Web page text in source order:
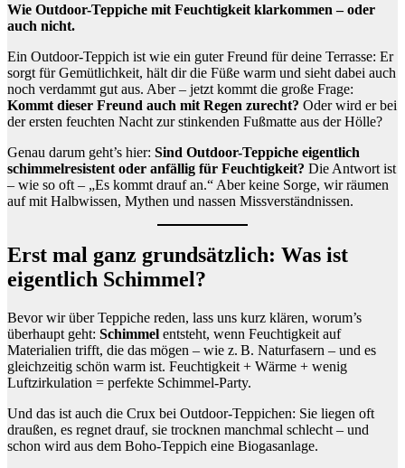
Wie Outdoor-Teppiche mit Feuchtigkeit klarkommen – oder
auch nicht.
Ein Outdoor-Teppich ist wie ein guter Freund für deine Terrasse: Er
sorgt für Gemütlichkeit, hält dir die Füße warm und sieht dabei auch
noch verdammt gut aus. Aber – jetzt kommt die große Frage:
Kommt dieser Freund auch mit Regen zurecht? Oder wird er bei
der ersten feuchten Nacht zur stinkenden Fußmatte aus der Hölle?
Genau darum geht’s hier: Sind Outdoor-Teppiche eigentlich
schimmelresistent oder anfällig für Feuchtigkeit? Die Antwort ist
– wie so oft – „Es kommt drauf an.“ Aber keine Sorge, wir räumen
auf mit Halbwissen, Mythen und nassen Missverständnissen.
Erst mal ganz grundsätzlich: Was ist
eigentlich Schimmel?
Bevor wir über Teppiche reden, lass uns kurz klären, worum’s
überhaupt geht: Schimmel entsteht, wenn Feuchtigkeit auf
Materialien trifft, die das mögen – wie z. B. Naturfasern – und es
gleichzeitig schön warm ist. Feuchtigkeit + Wärme + wenig
Luftzirkulation = perfekte Schimmel-Party.
Und das ist auch die Crux bei Outdoor-Teppichen: Sie liegen oft
draußen, es regnet drauf, sie trocknen manchmal schlecht – und
schon wird aus dem Boho-Teppich eine Biogasanlage.